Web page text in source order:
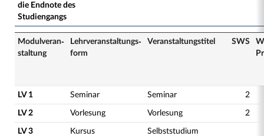
die Endnote des
Studiengangs
Modulveran­
staltung
Lehrveranstaltungs­
form
Veranstaltungs­titel SWS
LV 1 Seminar Seminar 2
LV 2 Vorlesung Vorlesung 2
LV 3 Kursus Selbststudium